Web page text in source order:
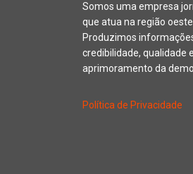
Somos uma empresa
que atua na região
Produzimos
credibilidade, qualidade
aprimoramento da
Política de Privacidade